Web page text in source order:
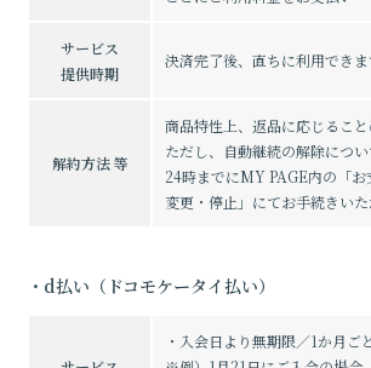
サービス
提供時期
決済完了後、直ちに利用できま
解約方法 等
商品特性上、返品に応じるこ
ただし、自動継続の解除につ
24時までにMY PAGE内の「お
変更・停止」にてお手続きい
・d払い（ドコモケータイ払い）
・入会日より無期限／1か月ご